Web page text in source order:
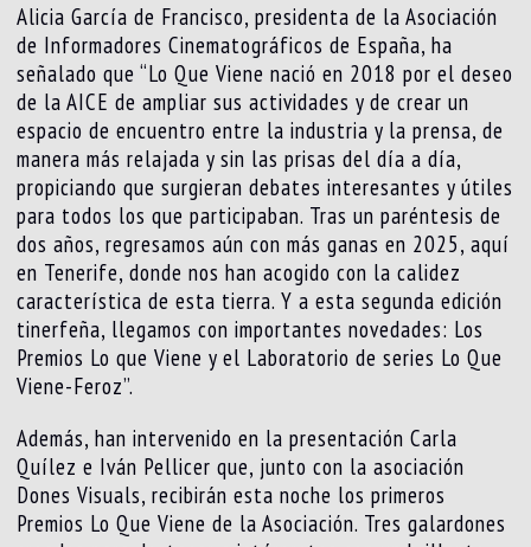
Alicia García de Francisco, presidenta de la Asociación
de Informadores Cinematográficos de España, ha
señalado que “Lo Que Viene nació en 2018 por el deseo
de la AICE de ampliar sus actividades y de crear un
espacio de encuentro entre la industria y la prensa, de
manera más relajada y sin las prisas del día a día,
propiciando que surgieran debates interesantes y útiles
para todos los que participaban. Tras un paréntesis de
dos años, regresamos aún con más ganas en 2025, aquí
en Tenerife, donde nos han acogido con la calidez
característica de esta tierra. Y a esta segunda edición
tinerfeña, llegamos con importantes novedades: Los
Premios Lo que Viene y el Laboratorio de series Lo Que
Viene-Feroz”.
Además, han intervenido en la presentación Carla
Quílez e Iván Pellicer que, junto con la asociación
Dones Visuals, recibirán esta noche los primeros
Premios Lo Que Viene de la Asociación. Tres galardones